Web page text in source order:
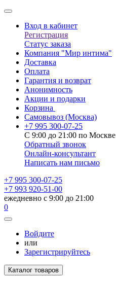
Вход в кабинет
Регистрация
Статус заказа
Компания "Мир интима"
Доставка
Оплата
Гарантия и возврат
Анонимность
Акции и подарки
Корзина
Самовывоз (Москва)
+7 995 300-07-25
С 9:00 до 21:00 по Москве
Обратный звонок
Онлайн-консультант
Написать нам письмо
+7 995 300-07-25
+7 993 920-51-00
ежедневно с 9:00 до 21:00
0
Войдите
или
Зарегистрируйтесь
Каталог товаров